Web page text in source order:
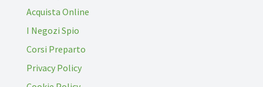
Acquista Online
I Negozi Spio
Corsi Preparto
Privacy Policy